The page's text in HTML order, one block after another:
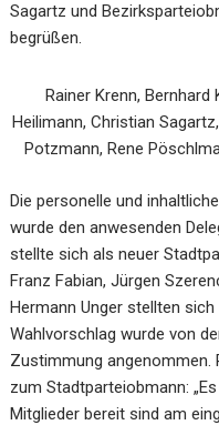
Sagartz und
begrüßen.
Rainer Krenn,
Heilimann, Christian
Potzmann, Rene
Die personelle und
wurde den anwesenden
stellte sich als neuer
Franz Fabian, Jürgen
Hermann Unger stellten
Wahlvorschlag wurde von
Zustimmung angenommen.
zum Stadtparteiobmann:
Mitglieder bereit sind am